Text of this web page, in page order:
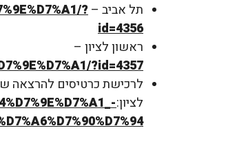
תל אביב –?
id=4356
ראשון לציון –
?id=4357
לרכישת כרטיסים להרצאה
לציון: